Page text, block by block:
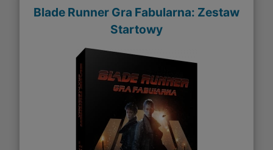
Blade Runner Gra Fabularna: Zestaw
Startowy